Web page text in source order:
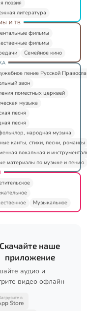
поэзия
литература
И ТВ
фильмы
фильмы
Семейное кино
пение Русской
звон
поместных церквей
музыка
песня
песня
народная музыка
канты, стихи, песни, романсы
вокальная и
материалы по музыке и пению
Музыкальное
Скачайте наше
приложение
аудио и
видео офлайн
в
Store